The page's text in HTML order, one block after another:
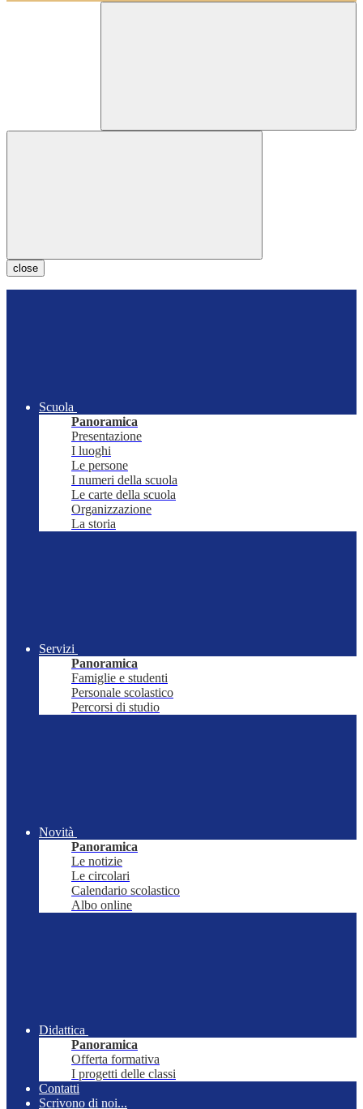
close
Scuola
Panoramica
Presentazione
I luoghi
Le persone
I numeri della scuola
Le carte della scuola
Organizzazione
La storia
Servizi
Panoramica
Famiglie e studenti
Personale scolastico
Percorsi di studio
Novità
Panoramica
Le notizie
Le circolari
Calendario scolastico
Albo online
Didattica
Panoramica
Offerta formativa
I progetti delle classi
Contatti
Scrivono di noi...